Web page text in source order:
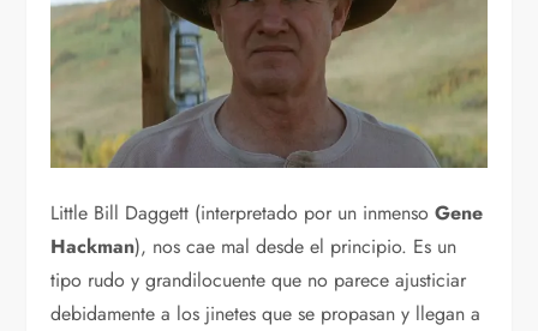
Little Bill Daggett (interpretado por un inmensoGene
Hackman), nos cae mal desde el principio. Es un
tipo rudo y grandilocuente que no parece ajusticiar
debidamente a los jinetes que se propasan y llegan a